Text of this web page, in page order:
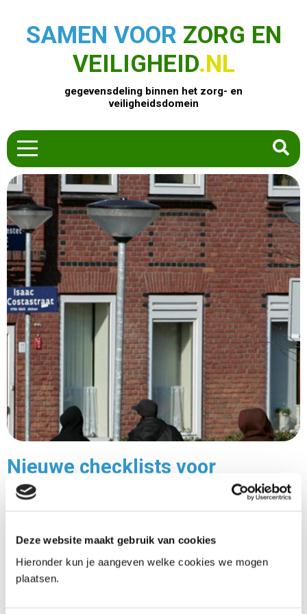
Deze website maakt gebruik van cookies
Hieronder kun je aangeven welke cookies we mogen
plaatsen.
SAMEN VOOR ZORG EN
VEILIGHEID.NL
gegevensdeling binnen het zorg- en
veiligheidsdomein
HOME
ZOEK EEN PRODUCT
ACTUEEL
OVER ONS
CONTACT
COMMUNITY
Nieuwe checklists voor
samenwerking rond
30-06-2025
Het Centrum voor Criminaliteitspreventie en